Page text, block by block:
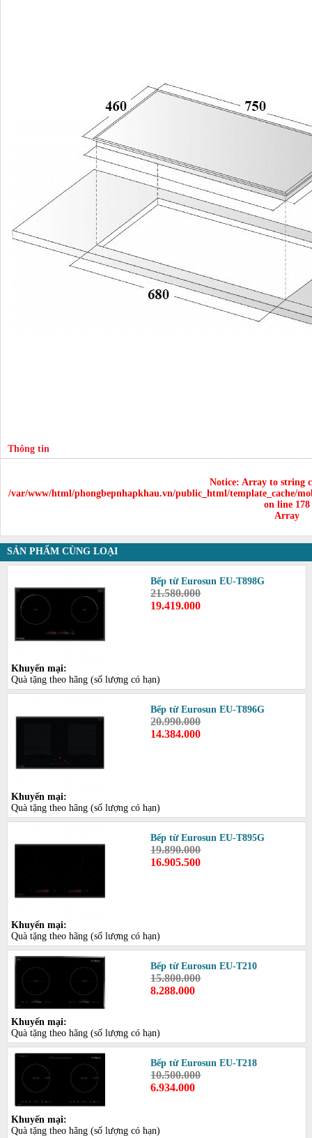
Thông tin
Notice: Array to string
/var/www/html/phongbepnhapkhau.vn/public_html/template_cache/
on line 178
Array
SẢN PHẨM CÙNG LOẠI
Bếp từ Eurosun EU-T898G
21.580.000
19.419.000
Khuyến mại:
Quà tặng theo hãng (số lượng có hạn)
Bếp từ Eurosun EU-T896G
20.990.000
14.384.000
Khuyến mại:
Quà tặng theo hãng (số lượng có hạn)
Bếp từ Eurosun EU-T895G
19.890.000
16.905.500
Khuyến mại:
Quà tặng theo hãng (số lượng có hạn)
Bếp từ Eurosun EU-T210
15.800.000
8.288.000
Khuyến mại:
Quà tặng theo hãng (số lượng có hạn)
Bếp từ Eurosun EU-T218
10.500.000
6.934.000
Khuyến mại:
Quà tặng theo hãng (số lượng có hạn)